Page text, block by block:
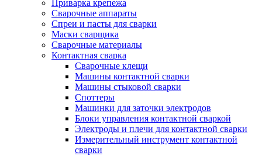
Приварка крепежа
Сварочные аппараты
Спреи и пасты для сварки
Маски сварщика
Сварочные материалы
Контактная сварка
Сварочные клещи
Машины контактной сварки
Машины стыковой сварки
Споттеры
Машинки для заточки электродов
Блоки управления контактной сваркой
Электроды и плечи для контактной сварки
Измерительный инструмент контактной
сварки